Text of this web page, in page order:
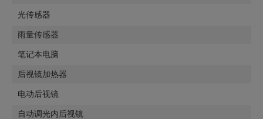
光传感器
雨量传感器
笔记本电脑
后视镜加热器
电动后视镜
自动调光内后视镜